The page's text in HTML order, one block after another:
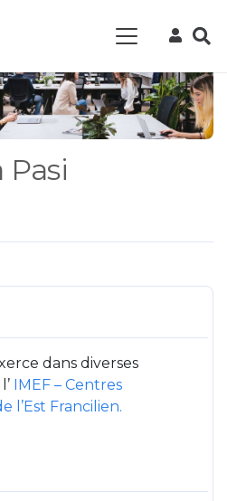
dans diverses
IMEF – Centres
l’Est Francilien.